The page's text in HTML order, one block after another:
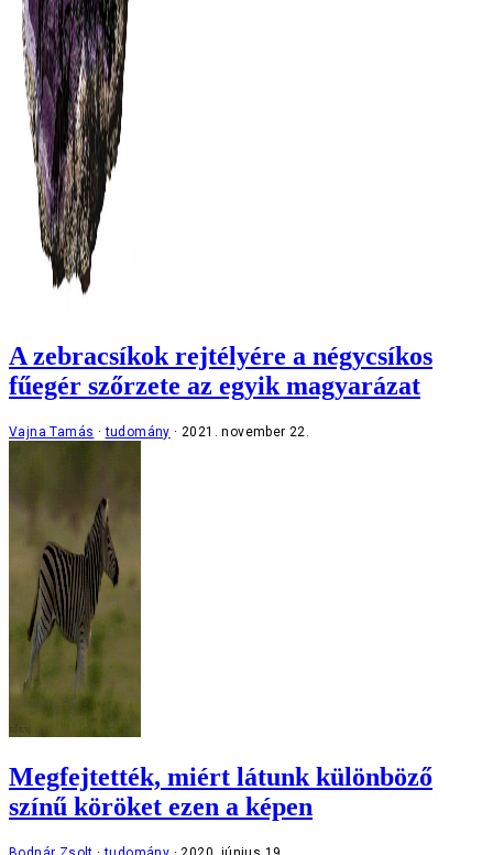
A zebracsíkok rejtélyére a négycsíkos
fűegér szőrzete az egyik magyarázat
Vajna Tamás tudomány 2021. november 22.
Megfejtették, miért látunk különböző
színű köröket ezen a képen